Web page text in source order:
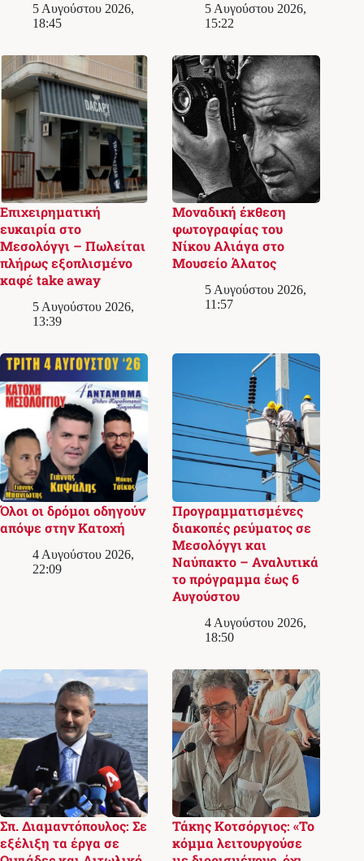
5 Αυγούστου 2026,
18:45
5 Αυγούστου 2026,
15:22
Επιχειρηματική
ευκαιρία στο
Μεσολόγγι – Πωλείται
πλήρως εξοπλισμένο
καφέ take away
5 Αυγούστου 2026,
13:39
Μοναδική έκθεση
φωτογραφίας του
Νίκου Αλιάγα στο
Μουσείο Άλατος
5 Αυγούστου 2026,
11:57
Όλοι οι δρόμοι οδηγούν
απόψε στην Κατοχή
4 Αυγούστου 2026,
22:09
Προγραμματισμένες
διακοπές ρεύματος σε
Μεσολόγγι και
Ναύπακτο – Αναλυτικά
το πρόγραμμα έως 6
Αυγούστου
4 Αυγούστου 2026,
18:50
Σπ. Διαμαντόπουλος: Σε
εξέλιξη τα έργα σε
Τάκης Κοτσόργιος: «Το
κόμμα λειτουργούσε